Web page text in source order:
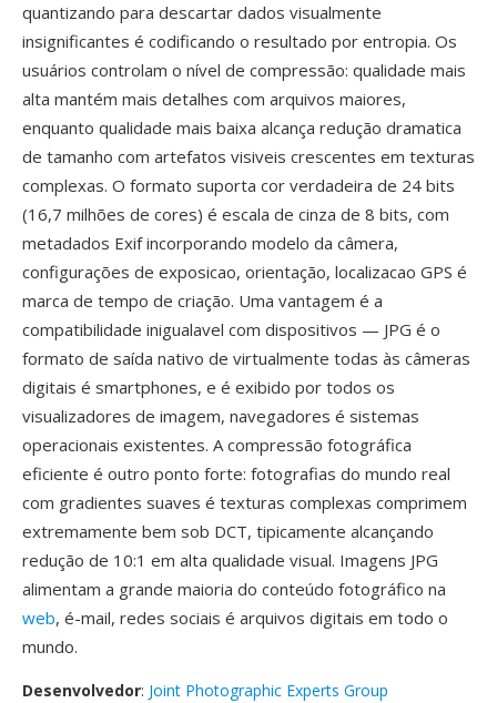
quantizando para descartar dados visualmente
insignificantes é codificando o resultado por entropia. Os
usuários controlam o nível de compressão: qualidade mais
alta mantém mais detalhes com arquivos maiores,
enquanto qualidade mais baixa alcança redução dramatica
de tamanho com artefatos visiveis crescentes em texturas
complexas. O formato suporta cor verdadeira de 24 bits
(16,7 milhões de cores) é escala de cinza de 8 bits, com
metadados Exif incorporando modelo da câmera,
configurações de exposicao, orientação, localizacao GPS é
marca de tempo de criação. Uma vantagem é a
compatibilidade inigualavel com dispositivos — JPG é o
formato de saída nativo de virtualmente todas às câmeras
digitais é smartphones, e é exibido por todos os
visualizadores de imagem, navegadores é sistemas
operacionais existentes. A compressão fotográfica
eficiente é outro ponto forte: fotografias do mundo real
com gradientes suaves é texturas complexas comprimem
extremamente bem sob DCT, tipicamente alcançando
redução de 10:1 em alta qualidade visual. Imagens JPG
alimentam a grande maioria do conteúdo fotográfico na
web, é-mail, redes sociais é arquivos digitais em todo o
mundo.
Desenvolvedor: Joint Photographic Experts Group